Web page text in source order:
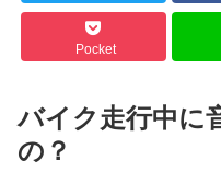
Pocket
バイク走行中に
の？